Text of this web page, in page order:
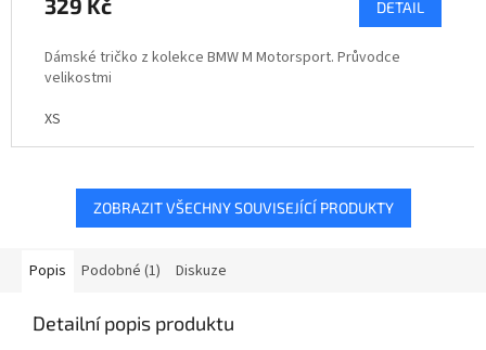
329 Kč DETAIL
Dámské tričko z kolekce BMW M Motorsport. Průvodce
velikostmi
XS
ZOBRAZIT VŠECHNY SOUVISEJÍCÍ PRODUKTY
Popis Podobné (1) Diskuze
Detailní popis produktu